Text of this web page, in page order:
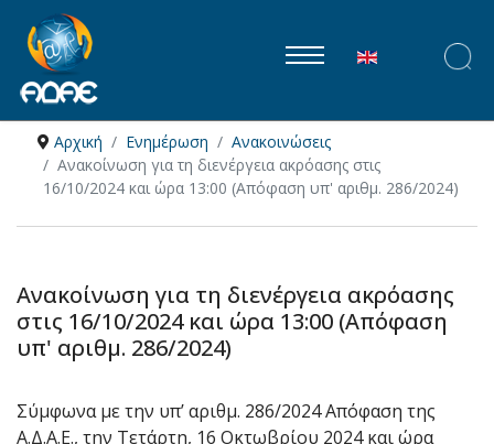
Επιλέξτε τη
Αρχική Ενημέρωση
Ανακοινώσεις
Ανακοίνωση για τη διενέργεια ακρόασης στις
16/10/2024 και ώρα 13:00 (Απόφαση υπ' αριθμ. 286/2024)
Ανακοίνωση για τη διενέργεια ακρόασης
στις 16/10/2024 και ώρα 13:00 (Απόφαση
υπ' αριθμ. 286/2024)
Σύμφωνα με την υπ’ αριθμ. 286/2024 Απόφαση της
Α.Δ.Α.Ε., την Τετάρτη, 16 Οκτωβρίου 2024 και ώρα